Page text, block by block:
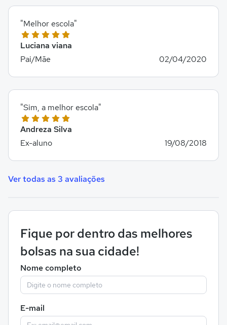
Luciana viana
Pai/Mãe
02/04/2020
"Melhor escola"
Andreza Silva
Ex-aluno
19/08/2018
"Sim, a melhor escola"
Ver todas as 3 avaliações
Fique por dentro das melhores
bolsas na sua cidade!
Nome completo
E-mail